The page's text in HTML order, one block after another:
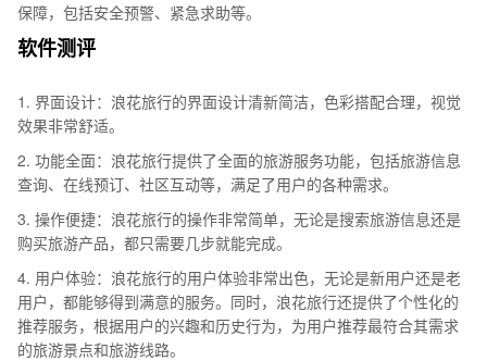
保障，包括安全预警、紧急求助等。
软件测评
1. 界面设计：浪花旅行的界面设计清新简洁，色彩搭配合理，视觉
效果非常舒适。
2. 功能全面：浪花旅行提供了全面的旅游服务功能，包括旅游信息
查询、在线预订、社区互动等，满足了用户的各种需求。
3. 操作便捷：浪花旅行的操作非常简单，无论是搜索旅游信息还是
购买旅游产品，都只需要几步就能完成。
4. 用户体验：浪花旅行的用户体验非常出色，无论是新用户还是老
用户，都能够得到满意的服务。同时，浪花旅行还提供了个性化的
推荐服务，根据用户的兴趣和历史行为，为用户推荐最符合其需求
的旅游景点和旅游线路。